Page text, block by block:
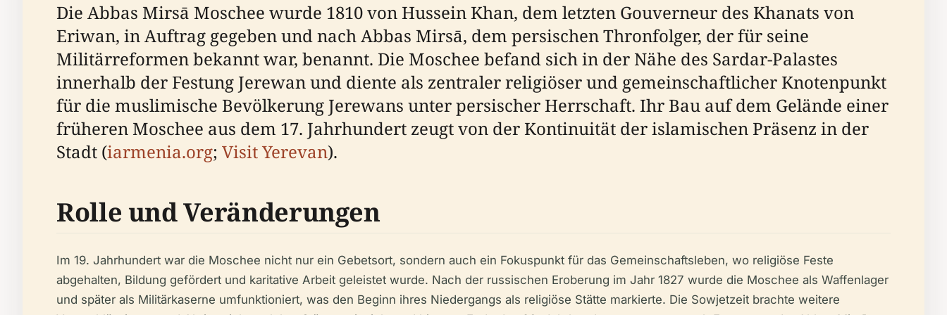
Die Abbas Mirsā Moschee wurde 1810 von Hussein Khan, dem letzten Gouverneur des Khanats von
Eriwan, in Auftrag gegeben und nach Abbas Mirsā, dem persischen Thronfolger, der für seine
Militärreformen bekannt war, benannt. Die Moschee befand sich in der Nähe des Sardar-Palastes
innerhalb der Festung Jerewan und diente als zentraler religiöser und gemeinschaftlicher Knotenpunkt
für die muslimische Bevölkerung Jerewans unter persischer Herrschaft. Ihr Bau auf dem Gelände einer
früheren Moschee aus dem 17. Jahrhundert zeugt von der Kontinuität der islamischen Präsenz in der
Stadt (iarmenia.org; Visit Yerevan).
Rolle und Veränderungen
Im 19. Jahrhundert war die Moschee nicht nur ein Gebetsort, sondern auch ein Fokuspunkt für das Gemeinschaftsleben, wo religiöse Feste
abgehalten, Bildung gefördert und karitative Arbeit geleistet wurde. Nach der russischen Eroberung im Jahr 1827 wurde die Moschee als Waffenlager
und später als Militärkaserne umfunktioniert, was den Beginn ihres Niedergangs als religiöse Stätte markierte. Die Sowjetzeit brachte weitere